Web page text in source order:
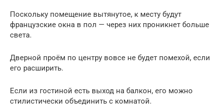
Поскольку помещение вытянутое, к месту будут
французские окна в пол — через них проникнет больше
света.
Дверной проём по центру вовсе не будет помехой, если
его расширить.
Если из гостиной есть выход на балкон, его можно
стилистически объединить с комнатой.